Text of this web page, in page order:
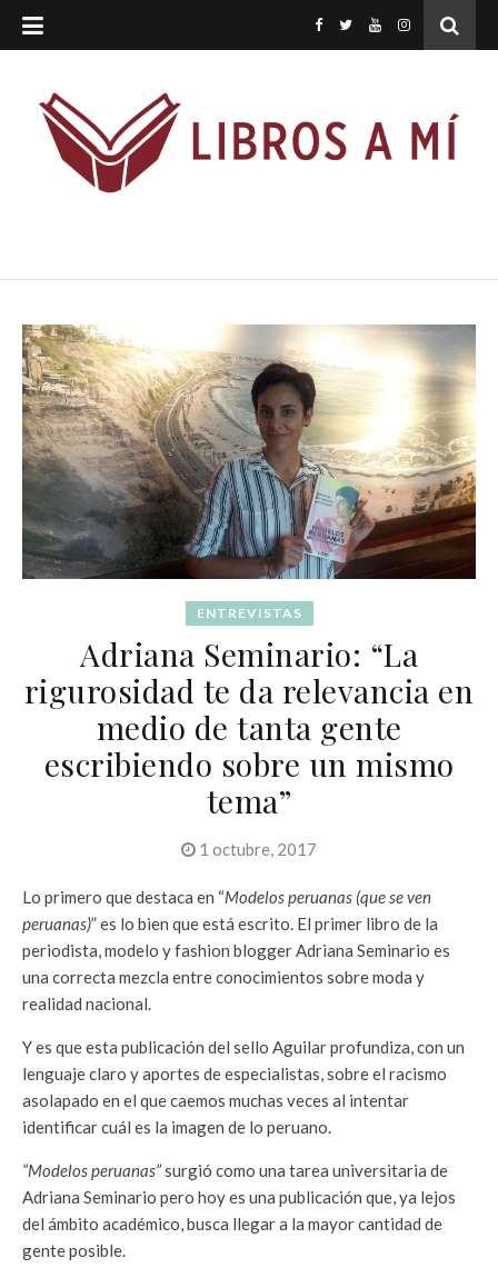
ENTREVISTAS
Adriana Seminario: “La
rigurosidad te da relevancia en
medio de tanta gente
escribiendo sobre un mismo
tema”
1 octubre, 2017
Lo primero que destaca en “Modelos peruanas (que se ven
peruanas)” es lo bien que está escrito. El primer libro de la
periodista, modelo y fashion blogger Adriana Seminario es
una correcta mezcla entre conocimientos sobre moda y
realidad nacional.
Y es que esta publicación del sello Aguilar profundiza, con un
lenguaje claro y aportes de especialistas, sobre el racismo
asolapado en el que caemos muchas veces al intentar
identificar cuál es la imagen de lo peruano.
“Modelos peruanas”surgió como una tarea universitaria de
Adriana Seminario pero hoy es una publicación que, ya lejos
del ámbito académico, busca llegar a la mayor cantidad de
gente posible.